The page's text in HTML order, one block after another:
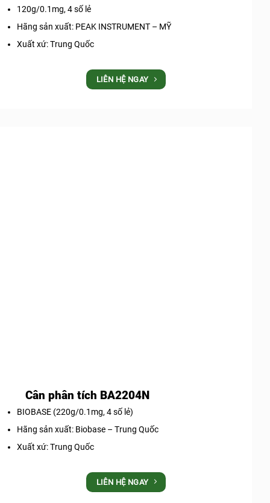
120g/0.1mg, 4 số lẻ
Hãng sản xuất: PEAK INSTRUMENT – MỸ
Xuất xứ: Trung Quốc
LIÊN HỆ NGAY
Cân phân tích BA2204N
BIOBASE (220g/0.1mg, 4 số lẻ)
Hãng sản xuất: Biobase – Trung Quốc
Xuất xứ: Trung Quốc
LIÊN HỆ NGAY